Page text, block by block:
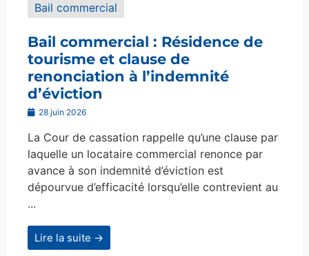
Bail commercial
Bail commercial : Résidence de
tourisme et clause de
renonciation à l’indemnité
d’éviction
28 juin 2026
La Cour de cassation rappelle qu’une clause par
laquelle un locataire commercial renonce par
avance à son indemnité d’éviction est
dépourvue d’efficacité lorsqu’elle contrevient au
...
Lire la suite →